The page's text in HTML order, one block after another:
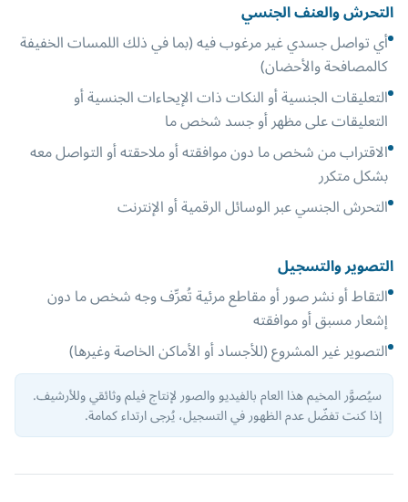
التحرش والعنف الجنسي
أي تواصل جسدي غير مرغوب فيه (بما في ذلك اللمسات الخفيفة
كالمصافحة والأحضان)
التعليقات الجنسية أو النكات ذات الإيحاءات الجنسية أو
التعليقات على مظهر أو جسد شخص ما
الاقتراب من شخص ما دون موافقته أو ملاحقته أو التواصل معه
بشكل متكرر
التحرش الجنسي عبر الوسائل الرقمية أو الإنترنت
التصوير والتسجيل
التقاط أو نشر صور أو مقاطع مرئية تُعرِّف وجه شخص ما دون
إشعار مسبق أو موافقته
التصوير غير المشروع (للأجساد أو الأماكن الخاصة وغيرها)
سيُصوَّر المخيم هذا العام بالفيديو والصور لإنتاج فيلم وثائقي وللأرشيف.
إذا كنت تفضّل عدم الظهور في التسجيل، يُرجى ارتداء كمامة.